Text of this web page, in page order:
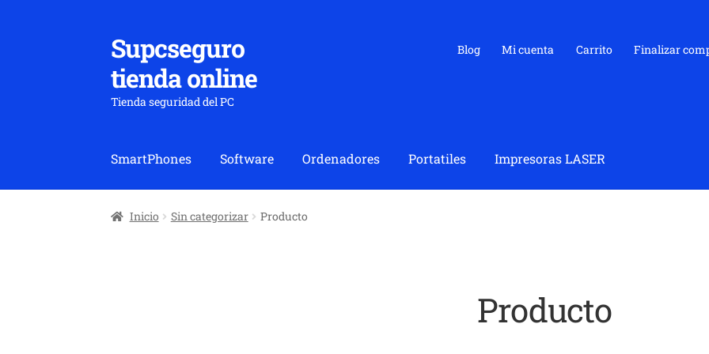
Ir
a
la
navegación
Ir
al
contenido
Supcseguro
tienda online
Tienda seguridad del PC
Blog Mi cuenta Carrito Finalizar
SmartPhones Software Ordenadores Portatiles Impresoras LASER
Inicio Sin categorizar Producto
Producto